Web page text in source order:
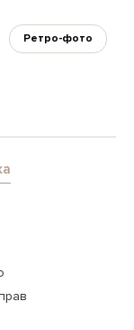
Ретро-фото